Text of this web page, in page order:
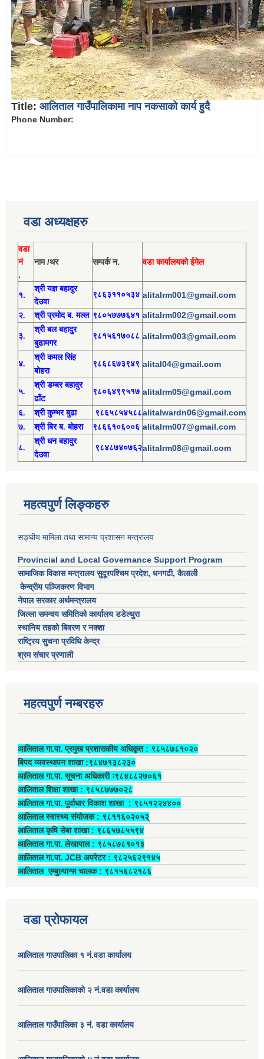
Title: आलिताल गाउँपालिकामा नाप नकसाको कार्य हुदै
Phone Number:
वडा अध्यक्षहरु
वडा
नं
.
नाम /थर सम्पर्क न. वडा कार्यालयको ईमेल
१.
श्री यज्ञ बहादुर
देउवा
९८६३११०५३४ alitalrm001@gmail.com
२. श्रीप्रमोदब. मल्ल ९८०५७७७६४१ alitalrm002@gmail.com
३.
श्रीबल बहादुर
बुढामगर
९८१५६१७०८८ alitalrm003@gmail.com
४.
श्री कमल सिंह
बोहरा
९८६८६७३९४९ alital04@gmail.com
५.
श्री डम्बर बहादुर
ढाँट
९८०६४९९५१७ alitalrm05@gmail.com
६. श्री कुम्भर बुढा ९८६५८५४५८८alitalwardn06@gmail.com
७. श्री बिर ब. बोहरा ९८६६१०६००६ alitalrm007@gmail.com
८.
श्री धन बहादुर
देउवा
९८४८७४०७६२alitalrm08@gmail.com
महत्वपुर्ण लिङ्कहरु
सङ्घीय मामिला तथा सामान्य प्रशासन मन्त्रालय
Provincial and Local Governance Support Program
सामाजिक विकास मन्त्रालय सुदूरपश्चिम प्रदेश, धनगढी, कैलाली
केन्द्रीय पञ्जिकरण विभाग
नेपाल सरकार अर्थमन्त्रालय
जिल्ला समन्वय समितिको कार्यालय डडेल्धुरा
स्थानिय तहको बिवरण र नक्शा
राष्ट्रिय सुचना प्रविधि केन्द्र
श्रम संचार प्रणाली
महत्वपुर्ण नम्बरहरु
आलिताल गा.पा. प्रमुख प्रशासकीय अधिकृत ‍: ९८५८७८१०२०
बिपद व्यवस्थापन शाखा :९८४७१३८२३०
आलिताल गा.पा. सूचना अधिकारी ः९८४८८२७०६१
आलिताल शिक्षा शाखा : ९८५८७७७०२८
आलिताल गा.पा. पुर्वाधार विकाश शाखा ‍: ९८५१२२४४००
आलिताल स्वास्थ्य संयोजक ‍: ९८११६०२०५२्
आलिताल कृषि सेबा शाखा : ९८६५७८५५९४
आलिताल गा.पा. लेखापाल ‍: ९८५८७८१०१३
आलिताल गा.पा. JCB अपरेटर ‍: ९८२५६२९१४५
आलिताल एम्बुल्यान्स चालक ‍: ९८१५६८२१८६
वडा प्रोफायल
आलिताल गाउपालिका १ नं.वडा कार्यालय
आलिताल गाउपालिकाको २ नं.वडा कार्यालय
आलिताल गाउँपालिका ३ नं. वडा कार्यालय